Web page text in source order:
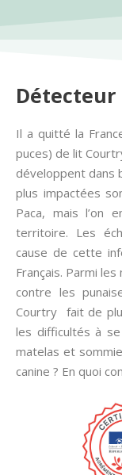
Il a quitté la
puces) de lit
développent dans
plus impactées
Paca, mais l’on
territoire. Les
cause de cette
Français. Parmi
contre les
Courtry fait de
les difficultés à
matelas et
canine ? En quoi